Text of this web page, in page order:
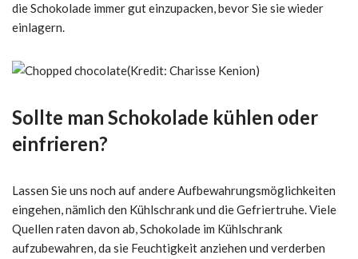
die Schokolade immer gut einzupacken, bevor Sie sie wieder
einlagern.
(Kredit: Charisse Kenion)
Sollte man Schokolade kühlen oder
einfrieren?
Lassen Sie uns noch auf andere Aufbewahrungsmöglichkeiten
eingehen, nämlich den Kühlschrank und die Gefriertruhe. Viele
Quellen raten davon ab, Schokolade im Kühlschrank
aufzubewahren, da sie Feuchtigkeit anziehen und verderben